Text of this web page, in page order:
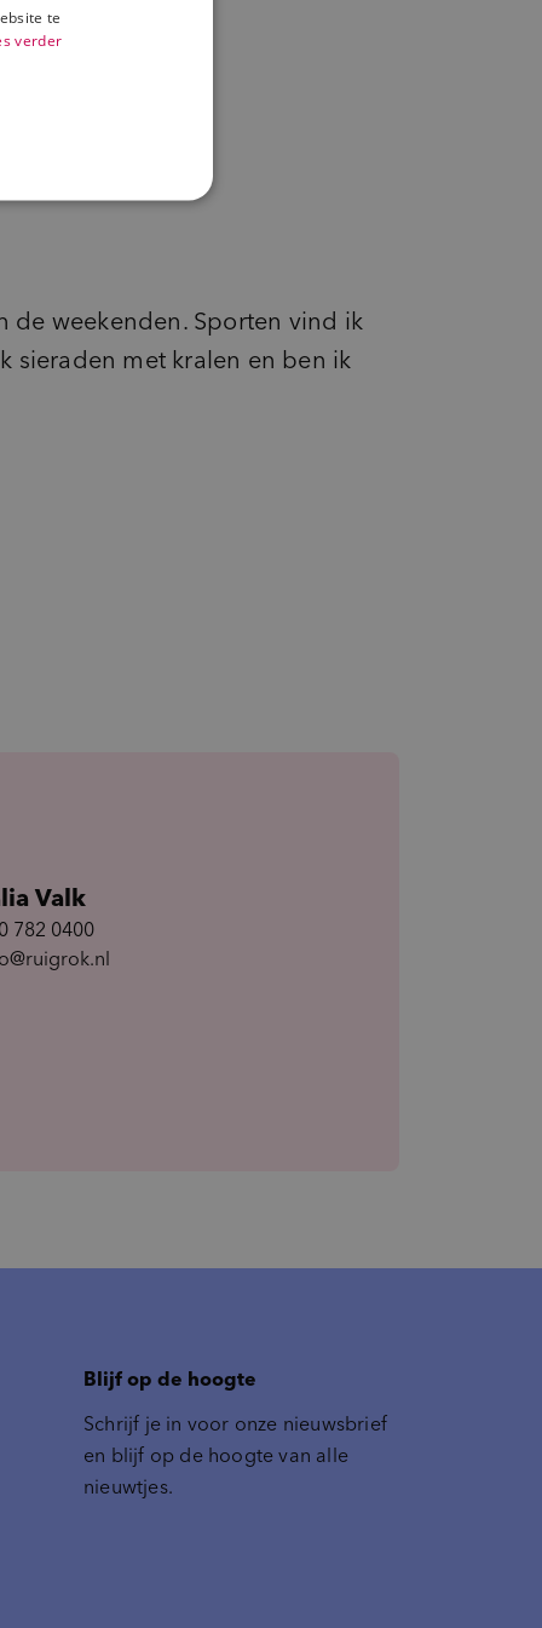
de weekenden. Sporten vind ik
sieraden met kralen en ben ik
Valk
782 0400
Blijf op de hoogte
Schrijf je in voor onze nieuwsbrief
en blijf op de hoogte van alle
nieuwtjes.
te
verder